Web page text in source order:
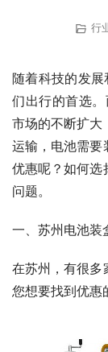
行
随着科技的发展
们出行的首选
市场的不断扩大
运输，电池需要
优惠呢？如何选
问题。
一、苏州电池装
在苏州，有很多
您想要找到优惠